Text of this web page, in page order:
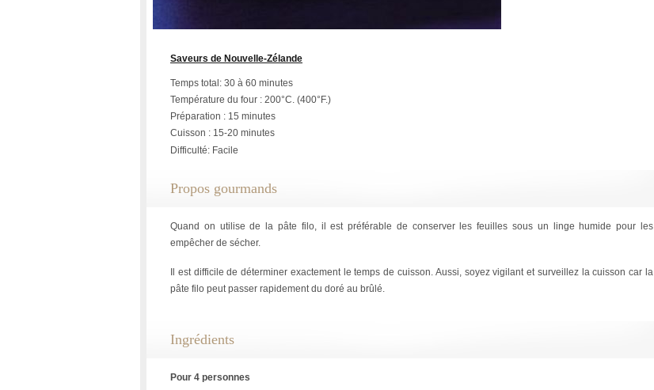
Saveurs de Nouvelle-Zélande
Temps total: 30 à 60 minutes
Température du four : 200°C. (400°F.)
Préparation : 15 minutes
Cuisson : 15-20 minutes
Difficulté: Facile
Propos gourmands
Quand on utilise de la pâte filo, il est préférable de conserver les feuilles sous un linge humide pour les
empêcher de sécher.
Il est difficile de déterminer exactement le temps de cuisson. Aussi, soyez vigilant et surveillez la cuisson car la
pâte filo peut passer rapidement du doré au brûlé.
Ingrédients
Pour 4 personnes